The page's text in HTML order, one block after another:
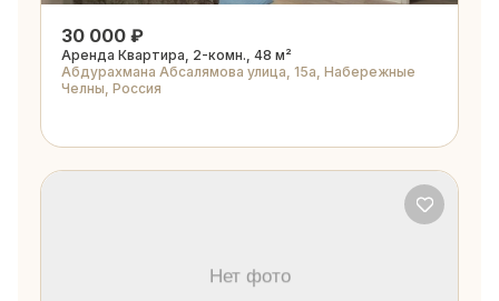
30 000 ₽
Аренда Квартира, 2-комн., 48 м²
Абдурахмана Абсалямова улица, 15а, Набережные
Челны, Россия